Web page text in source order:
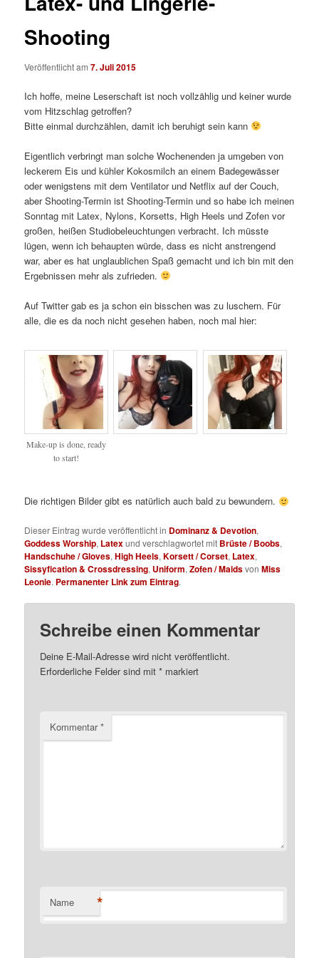
Shooting
Veröffentlicht am7. Juli 2015
Ich hoffe, meine Leserschaft ist noch vollzählig und keiner wurde
vom Hitzschlag getroffen?
Bitte einmal durchzählen, damit ich beruhigt sein kann
Eigentlich verbringt man solche Wochenenden ja umgeben von
leckerem Eis und kühler Kokosmilch an einem Badegewässer
oder wenigstens mit dem Ventilator und Netflix auf der Couch,
aber Shooting-Termin ist Shooting-Termin und so habe ich meinen
Sonntag mit Latex, Nylons, Korsetts, High Heels und Zofen vor
großen, heißen Studiobeleuchtungen verbracht. Ich müsste
lügen, wenn ich behaupten würde, dass es nicht anstrengend
war, aber es hat unglaublichen Spaß gemacht und ich bin mit den
Ergebnissen mehr als zufrieden.
Auf Twitter gab es ja schon ein bisschen was zu luschern. Für
alle, die es da noch nicht gesehen haben, noch mal hier:
Make-up is done, ready
to start!
Die richtigen Bilder gibt es natürlich auch bald zu bewundern.
Dieser Eintrag wurde veröffentlicht in Dominanz & Devotion,
Goddess Worship, Latexund verschlagwortet mit Brüste / Boobs,
Handschuhe / Gloves,High Heels,Korsett / Corset, Latex,
Sissyfication & Crossdressing, Uniform,Zofen / MaidsvonMiss
Leonie. Permanenter Link zum Eintrag.
Schreibe einen Kommentar
Deine E-Mail-Adresse wird nicht veröffentlicht.
Erforderliche Felder sind mit* markiert
Kommentar*
Name *